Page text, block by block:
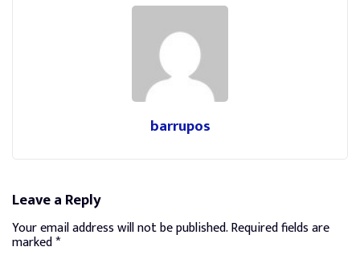
barrupos
Leave a Reply
Your email address will not be published.Required fields are
marked*